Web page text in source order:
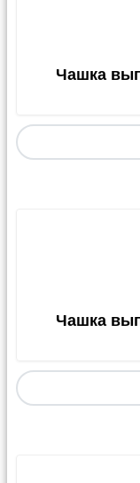
Мы
выбранной ТК
стоимость
Внимание:
итоговую
Яндекс
Стоимость
оплатить при
договора со
наличными.
укажите это в
Другие ТК
Сервис,
Москве стоит
к перевозке
статистики
Чашка
Чашка